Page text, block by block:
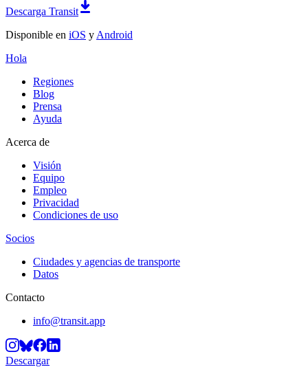
Descarga Transit
Disponible en iOS y Android
Hola
Regiones
Blog
Prensa
Ayuda
Acerca de
Visión
Equipo
Empleo
Privacidad
Condiciones de uso
Socios
Ciudades y agencias de transporte
Datos
Contacto
info@transit.app
Descargar